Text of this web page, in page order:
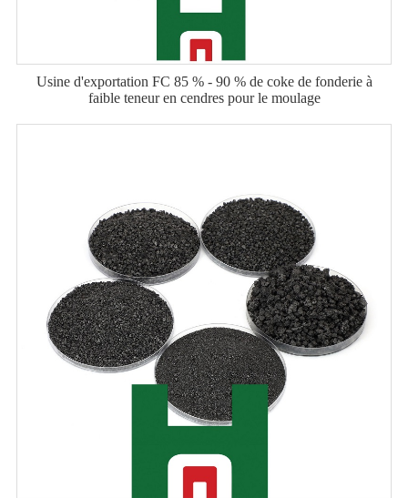
Usine d'exportation FC 85 % - 90 % de coke de fonderie à
faible teneur en cendres pour le moulage